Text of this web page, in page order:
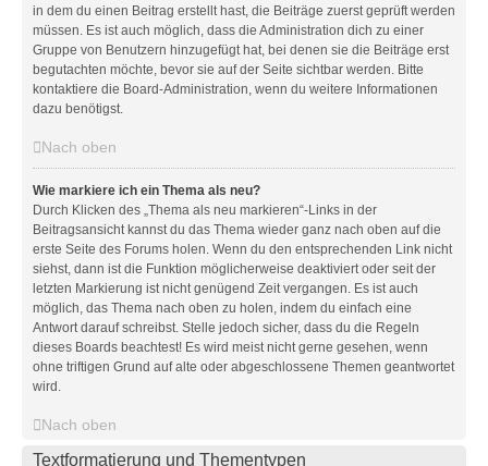
in dem du einen Beitrag erstellt hast, die Beiträge zuerst geprüft werden
müssen. Es ist auch möglich, dass die Administration dich zu einer
Gruppe von Benutzern hinzugefügt hat, bei denen sie die Beiträge erst
begutachten möchte, bevor sie auf der Seite sichtbar werden. Bitte
kontaktiere die Board-Administration, wenn du weitere Informationen
dazu benötigst.
Nach oben
Wie markiere ich ein Thema als neu?
Durch Klicken des „Thema als neu markieren“-Links in der
Beitragsansicht kannst du das Thema wieder ganz nach oben auf die
erste Seite des Forums holen. Wenn du den entsprechenden Link nicht
siehst, dann ist die Funktion möglicherweise deaktiviert oder seit der
letzten Markierung ist nicht genügend Zeit vergangen. Es ist auch
möglich, das Thema nach oben zu holen, indem du einfach eine
Antwort darauf schreibst. Stelle jedoch sicher, dass du die Regeln
dieses Boards beachtest! Es wird meist nicht gerne gesehen, wenn
ohne triftigen Grund auf alte oder abgeschlossene Themen geantwortet
wird.
Nach oben
Textformatierung und Thementypen